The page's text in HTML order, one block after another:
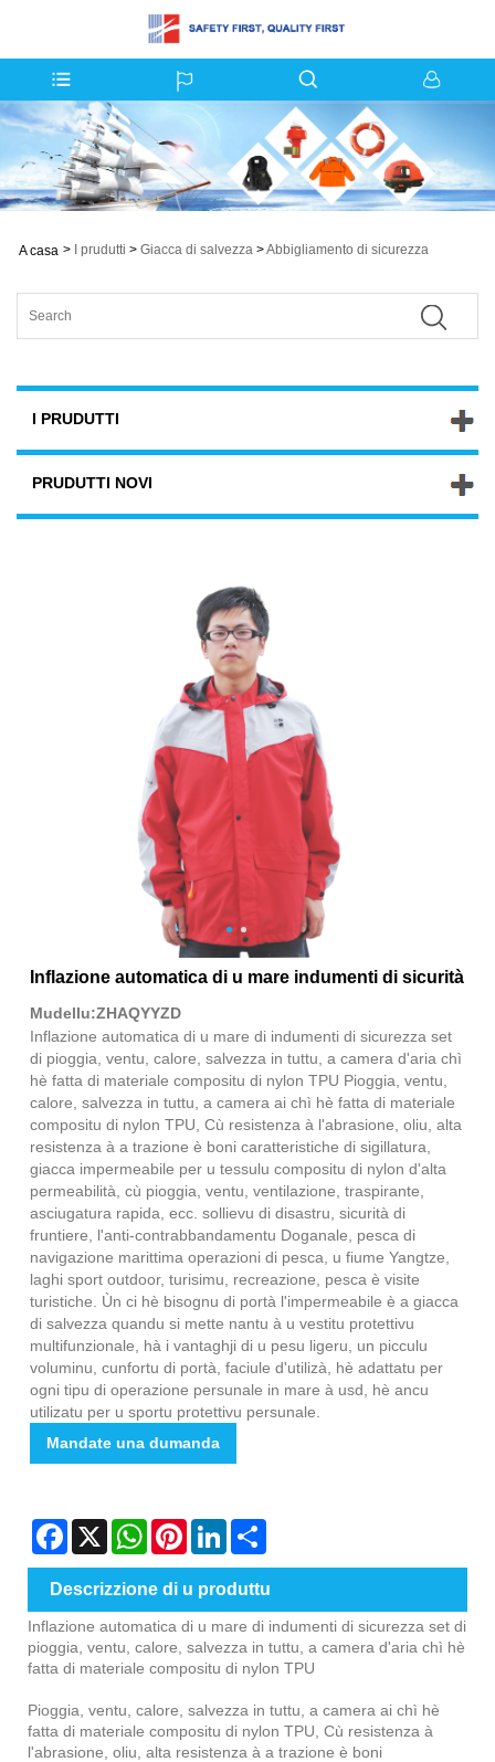
A casa > I prudutti > Giacca di salvezza >Abbigliamento di sicurezza
I PRUDUTTI
PRUDUTTI NOVI
Inflazione automatica di u mare indumenti di sicurità
Mudellu:ZHAQYYZD
Inflazione automatica di u mare di indumenti di sicurezza set
di pioggia, ventu, calore, salvezza in tuttu, a camera d'aria chì
hè fatta di materiale compositu di nylon TPU Pioggia, ventu,
calore, salvezza in tuttu, a camera ai chì hè fatta di materiale
compositu di nylon TPU, Cù resistenza à l'abrasione, oliu, alta
resistenza à a trazione è boni caratteristiche di sigillatura,
giacca impermeabile per u tessulu compositu di nylon d'alta
permeabilità, cù pioggia, ventu, ventilazione, traspirante,
asciugatura rapida, ecc. sollievu di disastru, sicurità di
fruntiere, l'anti-contrabbandamentu Doganale, pesca di
navigazione marittima operazioni di pesca, u fiume Yangtze,
laghi sport outdoor, turisimu, recreazione, pesca è visite
turistiche. Ùn ci hè bisognu di portà l'impermeabile è a giacca
di salvezza quandu si mette nantu à u vestitu protettivu
multifunzionale, hà i vantaghji di u pesu ligeru, un picculu
voluminu, cunfortu di portà, faciule d'utilizà, hè adattatu per
ogni tipu di operazione persunale in mare à usd, hè ancu
utilizatu per u sportu protettivu persunale.
Mandate una dumanda
Facebook
X WhatsAppPinterestLinkedIn
Descrizzione di u produttu
Inflazione automatica di u mare di indumenti di sicurezza set di
pioggia, ventu, calore, salvezza in tuttu, a camera d'aria chì hè
fatta di materiale compositu di nylon TPU
Pioggia, ventu, calore, salvezza in tuttu, a camera ai chì hè
fatta di materiale compositu di nylon TPU, Cù resistenza à
l'abrasione, oliu, alta resistenza à a trazione è boni